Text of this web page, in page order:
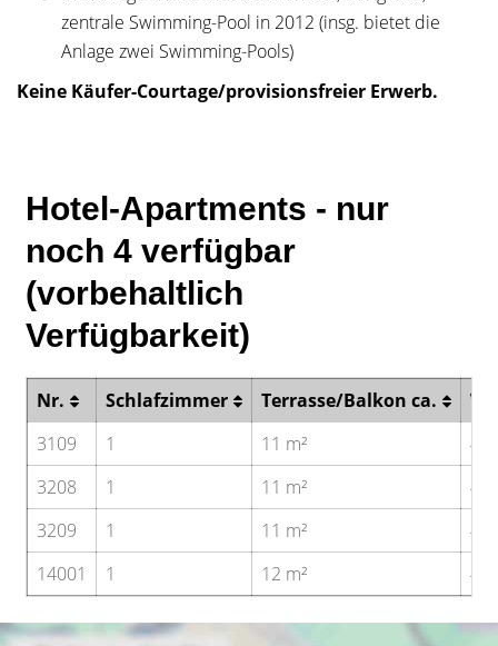
zentrale Swimming-Pool in 2012 (insg. bietet die
Anlage zwei Swimming-Pools)
Keine Käufer-Courtage/provisionsfreier Erwerb.
Hotel-Apartments - nur
noch 4 verfügbar
(vorbehaltlich
Verfügbarkeit)
Nr. Schlafzimmer Terrasse/Balkon ca.
3109
1 11 m²
41
3208
1 11 m²
41
3209
1 11 m²
41
14001
1 12 m² 44